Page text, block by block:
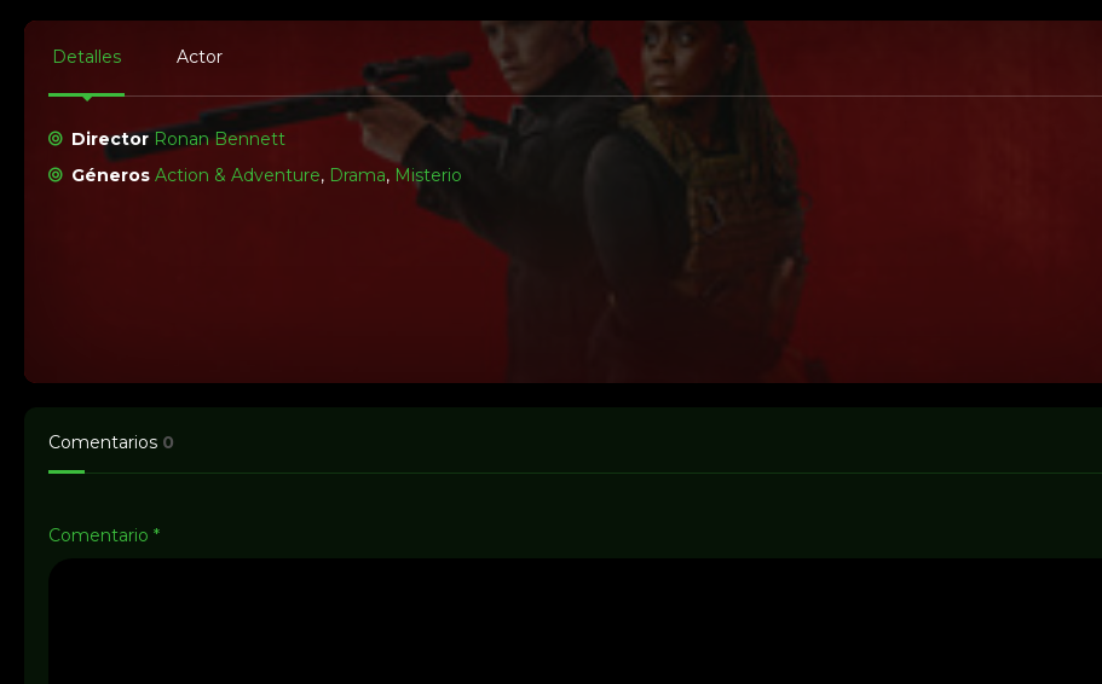
Detalles Actor
Director Ronan Bennett
Géneros Action & Adventure, Drama, Misterio
Comentarios 0
Comentario *